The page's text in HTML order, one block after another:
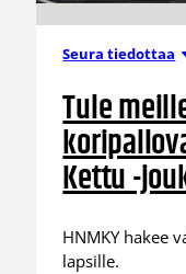
Seura tiedottaa
Tule
Kettu -
HNMKY hakee
lapsille.